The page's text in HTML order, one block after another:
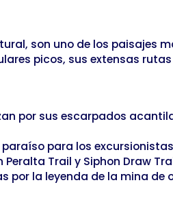
son uno de los paisajes
picos, sus extensas
por sus escarpados
para los
Trail y Siphon Draw
por la leyenda de la mina